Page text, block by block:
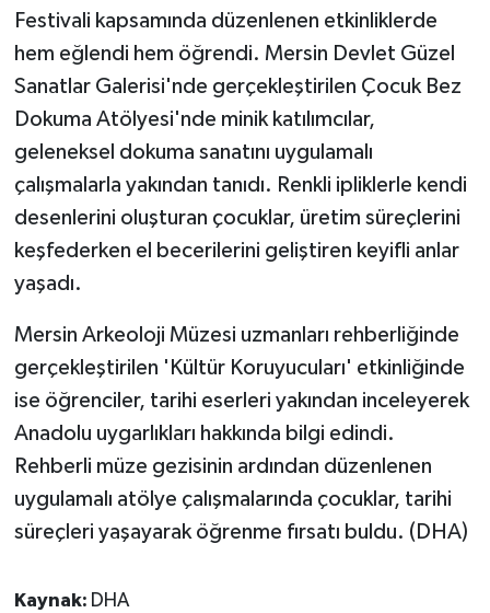
Festivali kapsamında düzenlenen etkinliklerde
hem eğlendi hem öğrendi. Mersin Devlet Güzel
Sanatlar Galerisi'nde gerçekleştirilen Çocuk Bez
Dokuma Atölyesi'nde minik katılımcılar,
geleneksel dokuma sanatını uygulamalı
çalışmalarla yakından tanıdı. Renkli ipliklerle kendi
desenlerini oluşturan çocuklar, üretim süreçlerini
keşfederken el becerilerini geliştiren keyifli anlar
yaşadı.
Mersin Arkeoloji Müzesi uzmanları rehberliğinde
gerçekleştirilen 'Kültür Koruyucuları' etkinliğinde
ise öğrenciler, tarihi eserleri yakından inceleyerek
Anadolu uygarlıkları hakkında bilgi edindi.
Rehberli müze gezisinin ardından düzenlenen
uygulamalı atölye çalışmalarında çocuklar, tarihi
süreçleri yaşayarak öğrenme fırsatı buldu. (DHA)
Kaynak: DHA